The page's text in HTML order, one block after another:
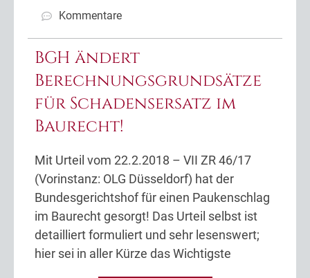
Kommentare
BGH ändert
Berechnungsgrundsätze
für Schadensersatz im
Baurecht!
Mit Urteil vom 22.2.2018 – VII ZR 46/17
(Vorinstanz: OLG Düsseldorf) hat der
Bundesgerichtshof für einen Paukenschlag
im Baurecht gesorgt! Das Urteil selbst ist
detailliert formuliert und sehr lesenswert;
hier sei in aller Kürze das Wichtigste